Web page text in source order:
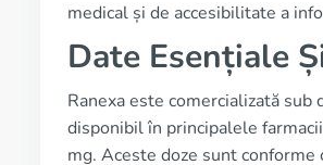
medical și de accesibilitate a
Date Esențiale
Ranexa este comercializată
disponibil în principalele
mg. Aceste doze sunt